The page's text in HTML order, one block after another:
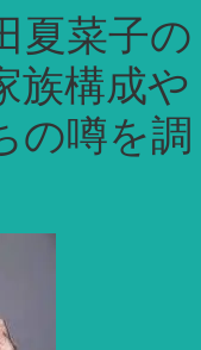
夏菜子の
族構成や
の噂を調